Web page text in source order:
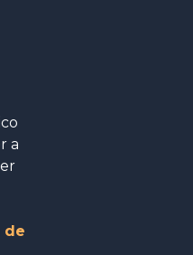
a
de